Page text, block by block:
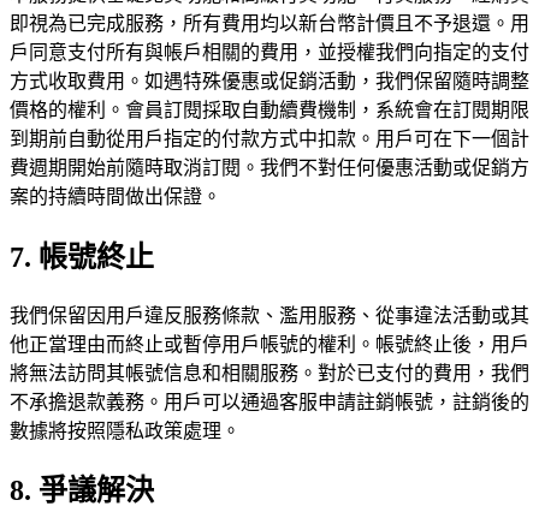
即視為已完成服務，所有費用均以新台幣計價且不予退還。用
戶同意支付所有與帳戶相關的費用，並授權我們向指定的支付
方式收取費用。如遇特殊優惠或促銷活動，我們保留隨時調整
價格的權利。會員訂閱採取自動續費機制，系統會在訂閱期限
到期前自動從用戶指定的付款方式中扣款。用戶可在下一個計
費週期開始前隨時取消訂閱。我們不對任何優惠活動或促銷方
案的持續時間做出保證。
7. 帳號終止
我們保留因用戶違反服務條款、濫用服務、從事違法活動或其
他正當理由而終止或暫停用戶帳號的權利。帳號終止後，用戶
將無法訪問其帳號信息和相關服務。對於已支付的費用，我們
不承擔退款義務。用戶可以通過客服申請註銷帳號，註銷後的
數據將按照隱私政策處理。
8. 爭議解決